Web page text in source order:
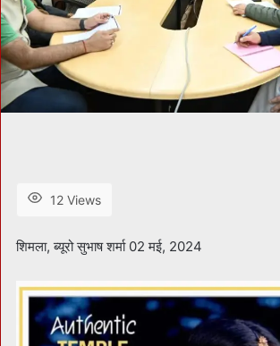
12 Views
शिमला, ब्यूरो सुभाष शर्मा 02 मई, 2024